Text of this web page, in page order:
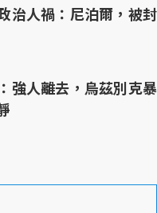
治人禍：尼泊爾，被封
強人離去，烏茲別克暴